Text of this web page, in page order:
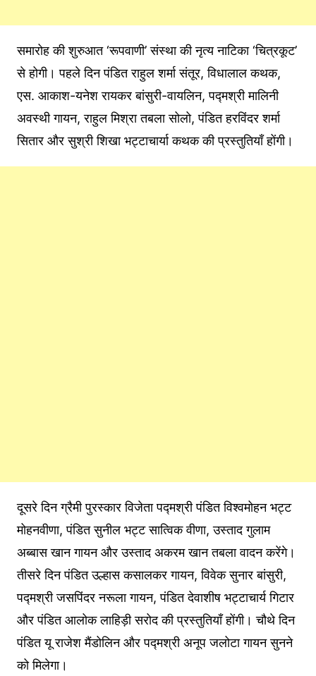
समारोह की शुरुआत ‘रूपवाणी’ संस्था की नृत्य नाटिका ‘चित्रकूट’
से होगी। पहले दिन पंडित राहुल शर्मा संतूर, विधालाल कथक,
एस. आकाश-यनेश रायकर बांसुरी-वायलिन, पद्मश्री मालिनी
अवस्थी गायन, राहुल मिश्रा तबला सोलो, पंडित हरविंदर शर्मा
सितार और सुश्री शिखा भट्टाचार्या कथक की प्रस्तुतियाँ होंगी।
दूसरे दिन ग्रैमी पुरस्कार विजेता पद्मश्री पंडित विश्वमोहन भट्ट
मोहनवीणा, पंडित सुनील भट्ट सात्विक वीणा, उस्ताद गुलाम
अब्बास खान गायन और उस्ताद अकरम खान तबला वादन करेंगे।
तीसरे दिन पंडित उल्हास कसालकर गायन, विवेक सुनार बांसुरी,
पद्मश्री जसपिंदर नरूला गायन, पंडित देवाशीष भट्टाचार्य गिटार
और पंडित आलोक लाहिड़ी सरोद की प्रस्तुतियाँ होंगी। चौथे दिन
पंडित यू राजेश मैंडोलिन और पद्मश्री अनूप जलोटा गायन सुनने
को मिलेगा।